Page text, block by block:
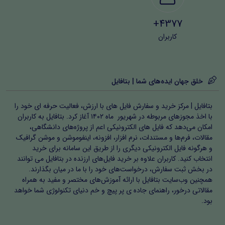
دستورالعمل‌های دادرسی مالیاتی
تمامی سوالات این بخش دارای پاسخنامه کاملاً تشریحی بوده
۲️⃣ حسابرسی و حسابداری
پوشش دقیق مفاهیم و تکنیک‌های حسابرسی مالیاتی و
حسابداری در بخش عمومی و دولتی، مناسب برای داوطلبان
دارای پیش‌زمینه حسابداری.
۳️⃣ قوانین حقوقی
4377+
کاربران
خلق جهان ایده‌های شما | بتافایل
بتافایل | مرکز خرید و سفارش فایل های با ارزش، فعالیت حرفه ای خود را
با اخذ مجوزهای مربوطه در شهریور ماه ۱۴۰۲ آغاز کرد. بتافایل به کاربران
امکان می‌دهد که فایل های الکترونیکی اعم از پروژه‌های دانشگاهی،
مقالات، فرم‌ها و مستندات، نرم افزار، افزونه، اینفوموشن و موشن گرافیک
و هرگونه فایل الکترونیکی دیگری را از طریق این سامانه برای خرید
انتخاب کنید. کاربران علاوه بر خرید فایل‌های ارزنده در بتافایل می توانند
در بخش ثبت سفارش، درخواست‌های خود را با ما در میان بگذارند.
همچنین وب‌سایت بتافایل با ارائه آموزش‌های مختصر و مفید به همراه
مقالاتی درخور، راهنمای جاده ی پر پیچ و خم دنیای تکنولوژی شما خواهد
بود.